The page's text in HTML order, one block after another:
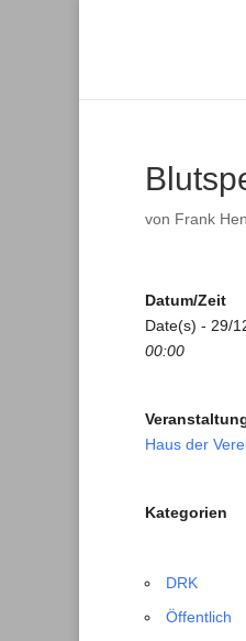
von Frank
Datum/Zeit
Date(s) - 29/
00:00
Haus der
Kategorien
DRK
Öffentlich